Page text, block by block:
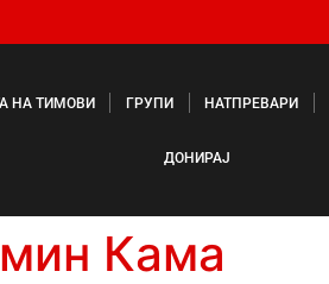
НА ТИМОВИ ГРУПИ НАТПРЕВАРИ
ДОНИРАЈ
Кама